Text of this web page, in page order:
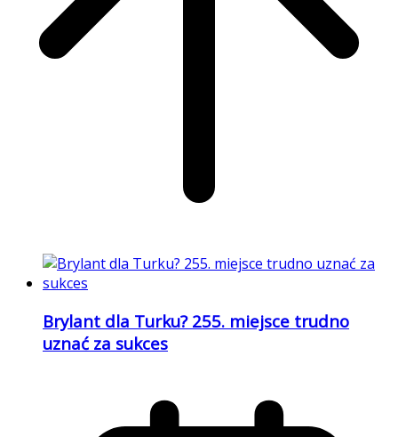
Brylant dla Turku? 255. miejsce trudno
uznać za sukces